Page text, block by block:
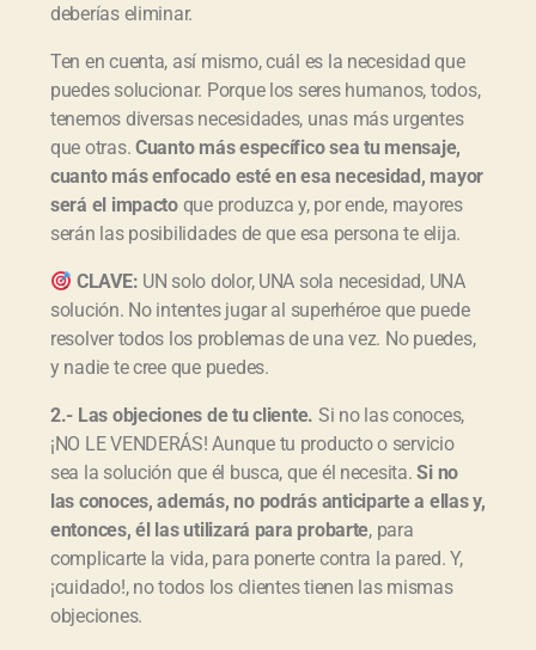
deberías eliminar.
Ten en cuenta, así mismo, cuál es la necesidad que
puedes solucionar. Porque los seres humanos, todos,
tenemos diversas necesidades, unas más urgentes
que otras.Cuanto más específico sea tu mensaje,
cuanto más enfocado esté en esa necesidad, mayor
será el impactoque produzca y, por ende, mayores
serán las posibilidades de que esa persona te elija.
CLAVE: UN solo dolor, UNA sola necesidad, UNA
solución. No intentes jugar al superhéroe que puede
resolver todos los problemas de una vez. No puedes,
y nadie te cree que puedes.
2.- Las objeciones de tu cliente. Si no las conoces,
¡NO LE VENDERÁS! Aunque tu producto o servicio
sea la solución que él busca, que él necesita.Si no
las conoces, además, no podrás anticiparte a ellas y,
entonces, él las utilizará para probarte, para
complicarte la vida, para ponerte contra la pared. Y,
¡cuidado!, no todos los clientes tienen las mismas
objeciones.